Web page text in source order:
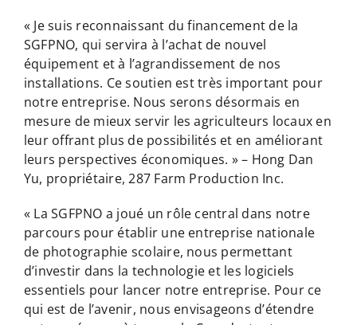
« Je suis reconnaissant du financement de la
SGFPNO, qui servira à l’achat de nouvel
équipement et à l’agrandissement de nos
installations. Ce soutien est très important pour
notre entreprise. Nous serons désormais en
mesure de mieux servir les agriculteurs locaux en
leur offrant plus de possibilités et en améliorant
leurs perspectives économiques. » – Hong Dan
Yu, propriétaire, 287 Farm Production Inc.
« La SGFPNO a joué un rôle central dans notre
parcours pour établir une entreprise nationale
de photographie scolaire, nous permettant
d’investir dans la technologie et les logiciels
essentiels pour lancer notre entreprise. Pour ce
qui est de l’avenir, nous envisageons d’étendre